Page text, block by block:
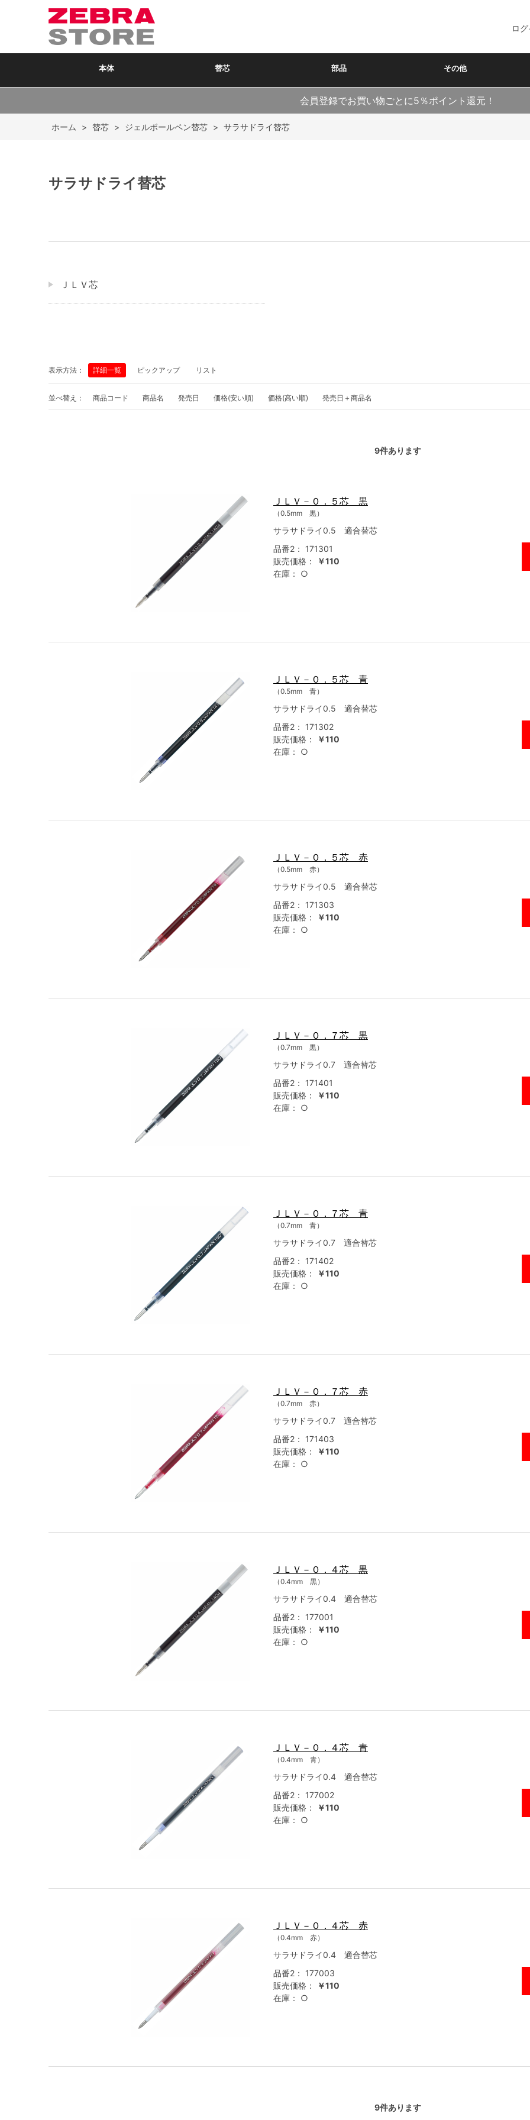
ロ
本体 替芯 部品 その他
会員登録でお買い物ごとに5％ポイント還元！
ホーム > 替芯 > ジェルボールペン替芯 > サラサドライ替芯
サラサドライ替芯
ＪＬＶ芯
表示方法： 詳細一覧 ピックアップ リスト
並べ替え： 商品コード 商品名 発売日 価格(安い順) 価格(高い順) 発売日＋商品名
9件あります
ＪＬＶ－０．５芯 黒
（0.5mm 黒）
サラサドライ0.5 適合替芯
品番2：
171301
販売価格：
￥110
在庫：
○
ＪＬＶ－０．５芯 青
（0.5mm 青）
サラサドライ0.5 適合替芯
品番2：
171302
販売価格：
￥110
在庫：
○
ＪＬＶ－０．５芯 赤
（0.5mm 赤）
サラサドライ0.5 適合替芯
品番2：
171303
販売価格：
￥110
在庫：
○
ＪＬＶ－０．７芯 黒
（0.7mm 黒）
サラサドライ0.7 適合替芯
品番2：
171401
販売価格：
￥110
在庫：
○
ＪＬＶ－０．７芯 青
（0.7mm 青）
サラサドライ0.7 適合替芯
品番2：
171402
販売価格：
￥110
在庫：
○
ＪＬＶ－０．７芯 赤
（0.7mm 赤）
サラサドライ0.7 適合替芯
品番2：
171403
販売価格：
￥110
在庫：
○
ＪＬＶ－０．４芯 黒
（0.4mm 黒）
サラサドライ0.4 適合替芯
品番2：
177001
販売価格：
￥110
在庫：
○
ＪＬＶ－０．４芯 青
（0.4mm 青）
サラサドライ0.4 適合替芯
品番2：
177002
販売価格：
￥110
在庫：
○
ＪＬＶ－０．４芯 赤
（0.4mm 赤）
サラサドライ0.4 適合替芯
品番2：
177003
販売価格：
￥110
在庫：
○
9件あります